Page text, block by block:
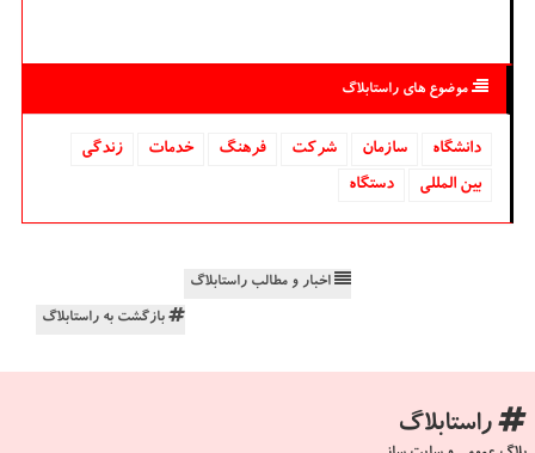
موضوع های راستابلاگ
دانشگاه‌ سازمان شركت فرهنگ خدمات
زندگی
بین المللی
دستگاه
اخبار و مطالب راستابلاگ
بازگشت به راستابلاگ
راستابلاگ